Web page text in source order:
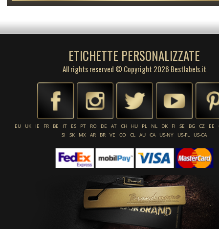
ETICHETTE PERSONALIZZATE
All rights reserved © Copyright 2026 Bestlabels.it
EU UK IE FR BE IT ES PT RO DE AT CH HU PL NL DK FI SE BG CZ EE
SI
SK MX AR BR VE CO CL AU CA US-NY US-FL US-CA